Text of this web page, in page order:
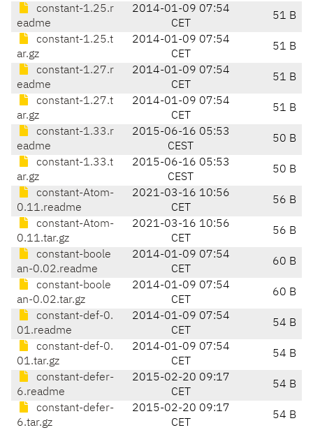
constant-1.25.r
eadme
2014-01-09 07:54
CET
51 B
constant-1.25.t
ar.gz
2014-01-09 07:54
CET
51 B
constant-1.27.r
eadme
2014-01-09 07:54
CET
51 B
constant-1.27.t
ar.gz
2014-01-09 07:54
CET
51 B
constant-1.33.r
eadme
2015-06-16 05:53
CEST
50 B
constant-1.33.t
ar.gz
2015-06-16 05:53
CEST
50 B
constant-Atom-
0.11.readme
2021-03-16 10:56
CET
56 B
constant-Atom-
0.11.tar.gz
2021-03-16 10:56
CET
56 B
constant-boole
an-0.02.readme
2014-01-09 07:54
CET
60 B
constant-boole
an-0.02.tar.gz
2014-01-09 07:54
CET
60 B
constant-def-0.
01.readme
2014-01-09 07:54
CET
54 B
constant-def-0.
01.tar.gz
2014-01-09 07:54
CET
54 B
constant-defer-
6.readme
2015-02-20 09:17
CET
54 B
constant-defer-
6.tar.gz
2015-02-20 09:17
CET
54 B